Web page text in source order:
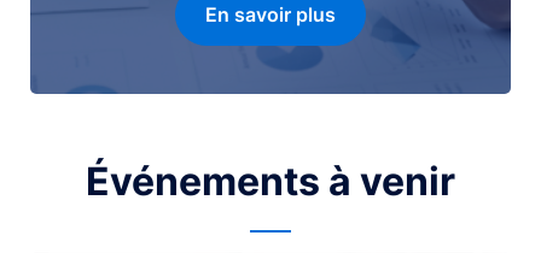
En savoir plus
Événements à venir